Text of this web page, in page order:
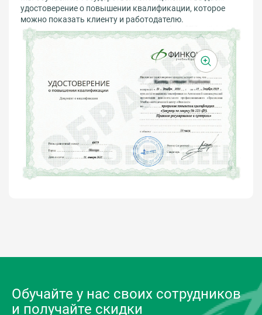
удостоверение о повышении квалификации, которое
можно показать клиенту и работодателю.
Обучайте у нас своих сотрудников
и получайте скидки